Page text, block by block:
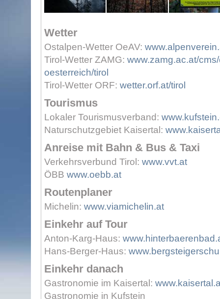
Wetter
Ostalpen-Wetter OeAV:
Tirol-Wetter ZAMG: www.zamg.ac.at/
oesterreich/tirol
Tirol-Wetter ORF: wetter.orf.at/tirol
Tourismus
Lokaler Tourismusverband:
Naturschutzgebiet Kaisertal:
Anreise mit Bahn & Bus & Taxi
Verkehrsverbund Tirol: www.vvt.at
ÖBB www.oebb.at
Routenplaner
Michelin: www.viamichelin.at
Einkehr auf Tour
Anton-Karg-Haus:
Hans-Berger-Haus:
Einkehr danach
Gastronomie im Kaisertal:
Gastronomie in Kufstein